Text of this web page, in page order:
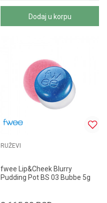
Dodaj u korpu
RUŽEVI
fwee Lip&Cheek Blurry
Pudding Pot BS 03 Bubbe 5g